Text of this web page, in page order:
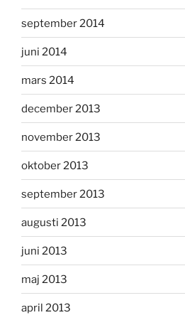
september 2014
juni 2014
mars 2014
december 2013
november 2013
oktober 2013
september 2013
augusti 2013
juni 2013
maj 2013
april 2013